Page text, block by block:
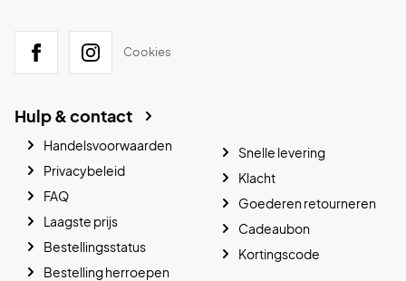
Cookies
Hulp & contact
Handelsvoorwaarden
Privacybeleid
FAQ
Laagste prijs
Bestellingsstatus
Bestelling herroepen
Snelle levering
Klacht
Goederen retourneren
Cadeaubon
Kortingscode